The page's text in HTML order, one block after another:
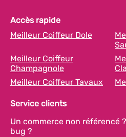
Accès rapide
Meilleur Coiffeur Dole
Meilleur Coiffeur
Champagnole
Meilleur Coiffeur Tavaux
Service clients
Un commerce non référencé
bug ?